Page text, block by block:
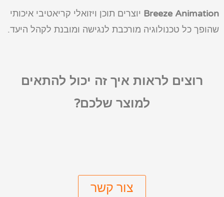
Breeze Animation יוצרים תוכן ויזואלי קריאטיבי איכותי
שהופך כל טכנולוגיה מורכבת לנגישה ומובנת לקהל היעד.
רוצים לראות איך זה יכול להתאים
למוצר שלכם?
צור קשר